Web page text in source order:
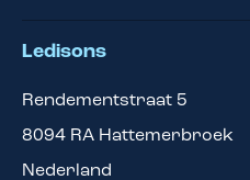
Ledisons
Rendementstraat 5
8094 RA Hattemerbroek
Nederland